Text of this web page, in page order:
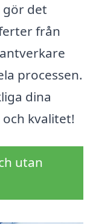
gör det
från
processen.
dina
kvalitet!
utan